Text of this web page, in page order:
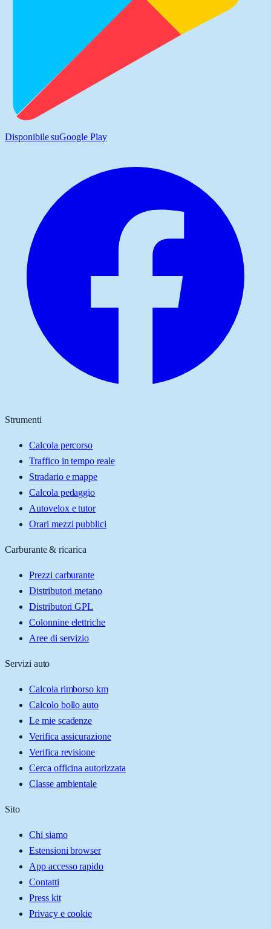
Disponibile suGoogle Play
Strumenti
Calcola percorso
Traffico in tempo reale
Stradario e mappe
Calcola pedaggio
Autovelox e tutor
Orari mezzi pubblici
Carburante & ricarica
Prezzi carburante
Distributori metano
Distributori GPL
Colonnine elettriche
Aree di servizio
Servizi auto
Calcola rimborso km
Calcolo bollo auto
Le mie scadenze
Verifica assicurazione
Verifica revisione
Cerca officina autorizzata
Classe ambientale
Sito
Chi siamo
Estensioni browser
App accesso rapido
Contatti
Press kit
Privacy e cookie